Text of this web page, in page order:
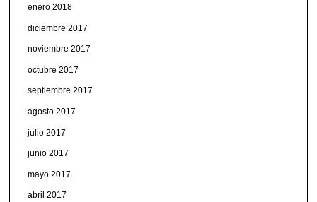
enero 2018
diciembre 2017
noviembre 2017
octubre 2017
septiembre 2017
agosto 2017
julio 2017
junio 2017
mayo 2017
abril 2017